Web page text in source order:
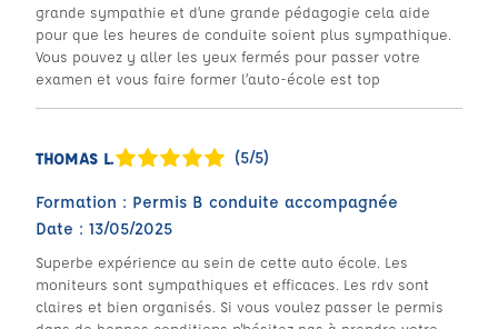
grande sympathie et d’une grande pédagogie cela aide
pour que les heures de conduite soient plus sympathique.
Vous pouvez y aller les yeux fermés pour passer votre
examen et vous faire former l’auto-école est top
THOMAS L. (5/5)
Formation : Permis B conduite accompagnée
Date : 13/05/2025
Superbe expérience au sein de cette auto école. Les
moniteurs sont sympathiques et efficaces. Les rdv sont
claires et bien organisés. Si vous voulez passer le permis